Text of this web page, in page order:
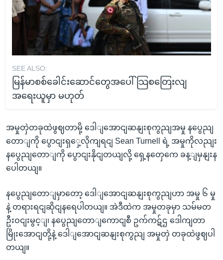
SEE ALSO:
မြန်မာစစ်ခေါင်းဆောင်တွေအပေါ် သြစတြေးလျ
အရေးယူမှာ မဟုတ်
အမှုတှဲတခုထဲဖွဈတာမို့ ဒေါျအောငျဆနျးစုကွညျအမှု နပွေညျ
တောျကို ပွောငျးရှှေ့လိုကျရငျ Sean Turnell ရဲ့ အမှုကိုလညျး
နပွေညျတောျကို ပွောငျးနိုငျတယျလို့ ရှေ့နတှေကေ ခန့ျမှနျးန
ပေါတယျ။
နပွေညျတောျမှာတော့ ဒေါျအောငျဆနျးစုကွညျဟာ အမှု ၆ မှု
နဲ့ တရားရငျဆိုငျနရေပါတယျ။ အဲဒီထဲက အမှုတခုမှာ သမ်မတ
ဦးဝငျးမွင့ျ၊ နပွေညျတောျကောငျစီ ဥက်ကဋ်ဌ ဒေါကျတာ
မြိုးအောငျတို့နဲ့ ဒေါျအောငျဆနျးစုကွညျ အမှုတှဲ တခုထဲဖွဈပါ
တယျ။